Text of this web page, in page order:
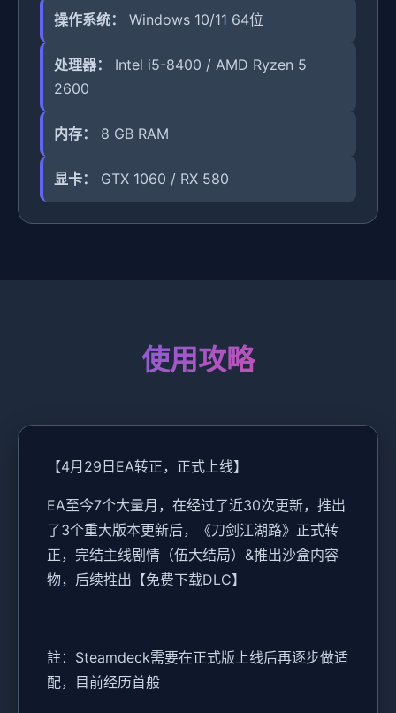
操作系统： Windows 10/11 64位
处理器：
Intel i5-8400 / AMD Ryzen 5
2600
内存： 8 GB RAM
显卡： GTX 1060 / RX 580
使用攻略
【4月29日EA转正，正式上线】
EA至今7个大量月，在经过了近30次更新，推出
了3个重大版本更新后，《刀剑江湖路》正式转
正，完结主线剧情（伍大结局）&推出沙盒内容
物，后续推出【免费下载DLC】
註：Steamdeck需要在正式版上线后再逐步做适
配，目前经历首般